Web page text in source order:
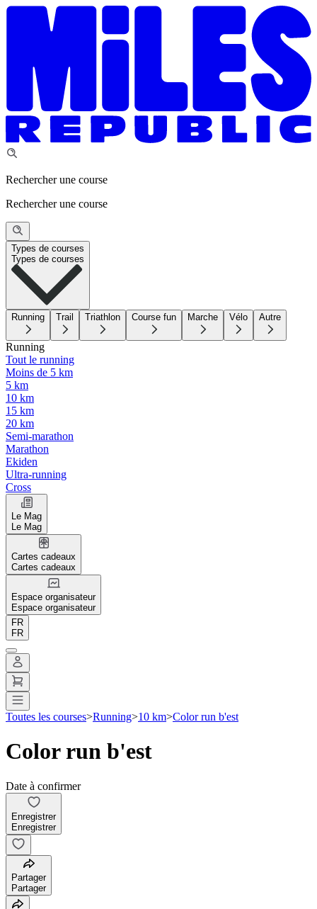
Rechercher une course
Rechercher une course
Types de courses
Types de courses
Running Trail Triathlon Course fun Marche Vélo Autre
Running
Tout le running
Moins de 5 km
5 km
10 km
15 km
20 km
Semi-marathon
Marathon
Ekiden
Ultra-running
Cross
Le Mag
Le Mag
Cartes cadeaux
Cartes cadeaux
Espace organisateur
Espace organisateur
FR
FR
Toutes les courses>Running>10 km>Color run b'est
Color run b'est
Date à confirmer
Enregistrer
Enregistrer
Partager
Partager